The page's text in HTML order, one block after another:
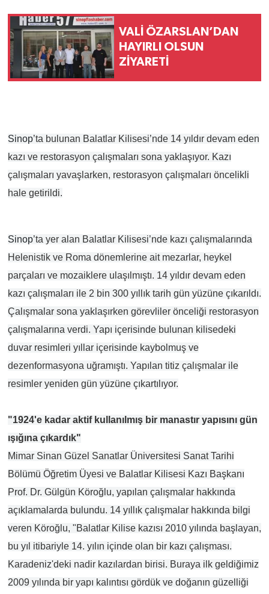
VALİ ÖZARSLAN’DAN
HAYIRLI OLSUN
ZİYARETİ
Sinop’ta bulunan Balatlar Kilisesi’nde 14 yıldır devam eden
kazı ve restorasyon çalışmaları sona yaklaşıyor. Kazı
çalışmaları yavaşlarken, restorasyon çalışmaları öncelikli
hale getirildi.
Sinop’ta yer alan Balatlar Kilisesi’nde kazı çalışmalarında
Helenistik ve Roma dönemlerine ait mezarlar, heykel
parçaları ve mozaiklere ulaşılmıştı. 14 yıldır devam eden
kazı çalışmaları ile 2 bin 300 yıllık tarih gün yüzüne çıkarıldı.
Çalışmalar sona yaklaşırken görevliler önceliği restorasyon
çalışmalarına verdi. Yapı içerisinde bulunan kilisedeki
duvar resimleri yıllar içerisinde kaybolmuş ve
dezenformasyona uğramıştı. Yapılan titiz çalışmalar ile
resimler yeniden gün yüzüne çıkartılıyor.
"1924'e kadar aktif kullanılmış bir manastır yapısını gün
ışığına çıkardık"
Mimar Sinan Güzel Sanatlar Üniversitesi Sanat Tarihi
Bölümü Öğretim Üyesi ve Balatlar Kilisesi Kazı Başkanı
Prof. Dr. Gülgün Köroğlu, yapılan çalışmalar hakkında
açıklamalarda bulundu. 14 yıllık çalışmalar hakkında bilgi
veren Köroğlu, "Balatlar Kilise kazısı 2010 yılında başlayan,
bu yıl itibariyle 14. yılın içinde olan bir kazı çalışması.
Karadeniz'deki nadir kazılardan birisi. Buraya ilk geldiğimiz
2009 yılında bir yapı kalıntısı gördük ve doğanın güzelliği